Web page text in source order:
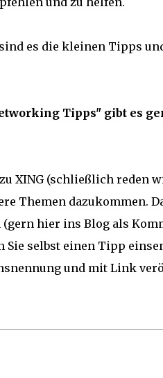
es die kleinen Tipps
Tipps" gibt es
XING (schließlich reden
Themen dazukommen.
(gern hier ins Blog als
selbst einen Tipp
und mit Link